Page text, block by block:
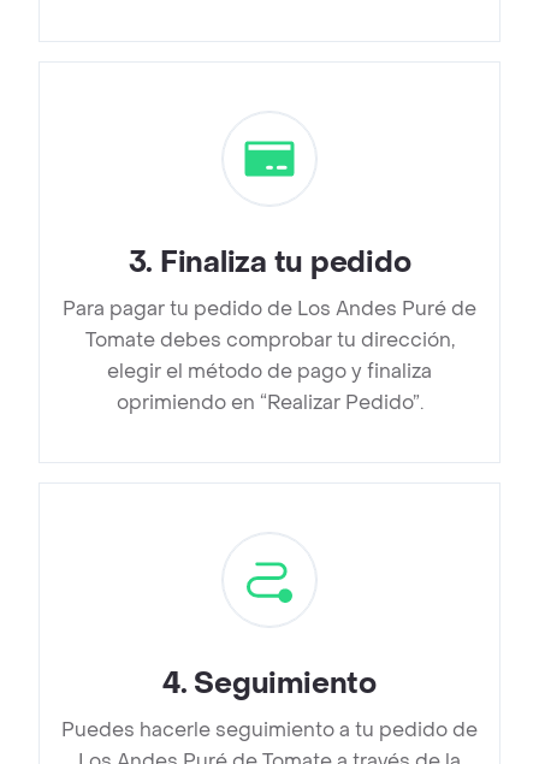
3. Finaliza tu pedido
Para pagar tu pedido de Los Andes Puré de
Tomate debes comprobar tu dirección,
elegir el método de pago y finaliza
oprimiendo en “Realizar Pedido”.
4. Seguimiento
Puedes hacerle seguimiento a tu pedido de